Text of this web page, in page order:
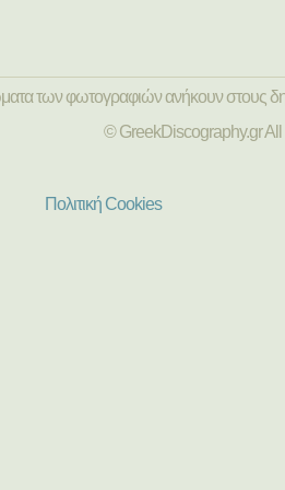
των φωτογραφιών ανήκουν στους
© GreekDiscography.gr All
Πολιτική Cookies